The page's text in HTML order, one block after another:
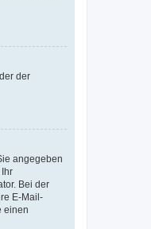
der
angegeben
Bei der
E-Mail-
einen